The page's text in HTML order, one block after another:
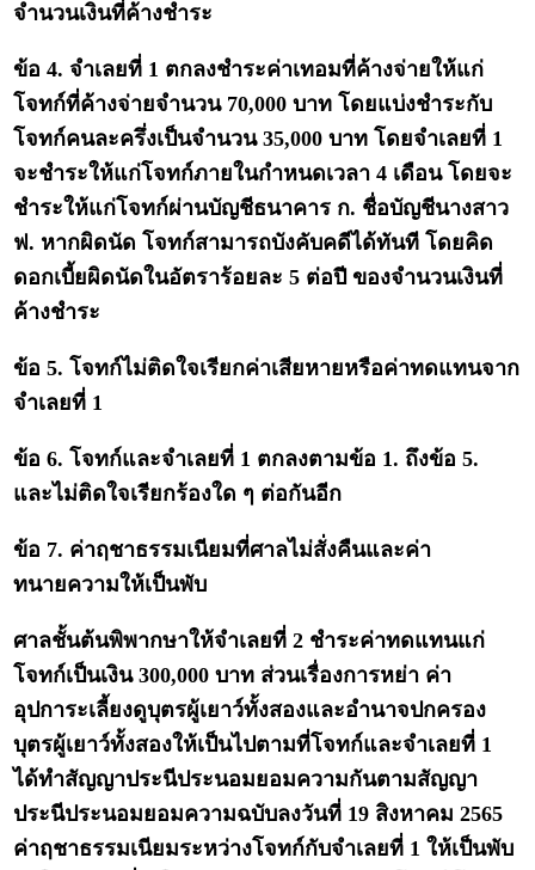
จำนวนเงินที่ค้างชำระ
ข้อ 4. จำเลยที่ 1 ตกลงชำระค่าเทอมที่ค้างจ่ายให้แก่
โจทก์ที่ค้างจ่ายจำนวน 70,000 บาท โดยแบ่งชำระกับ
โจทก์คนละครึ่งเป็นจำนวน 35,000 บาท โดยจำเลยที่ 1
จะชำระให้แก่โจทก์ภายในกำหนดเวลา 4 เดือน โดยจะ
ชำระให้แก่โจทก์ผ่านบัญชีธนาคาร ก. ชื่อบัญชีนางสาว
ฟ. หากผิดนัด โจทก์สามารถบังคับคดีได้ทันที โดยคิด
ดอกเบี้ยผิดนัดในอัตราร้อยละ 5 ต่อปี ของจำนวนเงินที่
ค้างชำระ
ข้อ 5. โจทก์ไม่ติดใจเรียกค่าเสียหายหรือค่าทดแทนจาก
จำเลยที่ 1
ข้อ 6. โจทก์และจำเลยที่ 1 ตกลงตามข้อ 1. ถึงข้อ 5.
และไม่ติดใจเรียกร้องใด ๆ ต่อกันอีก
ข้อ 7. ค่าฤชาธรรมเนียมที่ศาลไม่สั่งคืนและค่า
ทนายความให้เป็นพับ
ศาลชั้นต้นพิพากษาให้จำเลยที่ 2 ชำระค่าทดแทนแก่
โจทก์เป็นเงิน 300,000 บาท ส่วนเรื่องการหย่า ค่า
อุปการะเลี้ยงดูบุตรผู้เยาว์ทั้งสองและอำนาจปกครอง
บุตรผู้เยาว์ทั้งสองให้เป็นไปตามที่โจทก์และจำเลยที่ 1
ได้ทำสัญญาประนีประนอมยอมความกันตามสัญญา
ประนีประนอมยอมความฉบับลงวันที่ 19 สิงหาคม 2565
ค่าฤชาธรรมเนียมระหว่างโจทก์กับจำเลยที่ 1 ให้เป็นพับ